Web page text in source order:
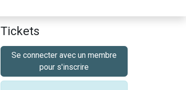
Tickets
Se connecter avec un membre
pour s'inscrire